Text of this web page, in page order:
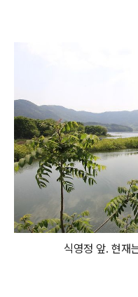
식영정 앞. 현재